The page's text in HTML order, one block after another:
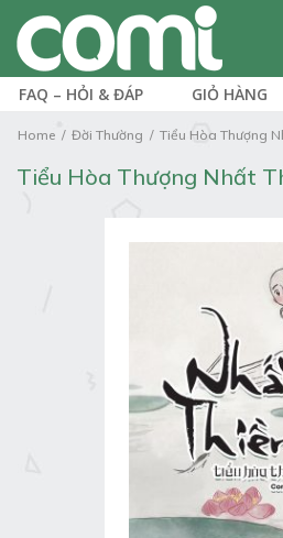
FAQ – HỎI & ĐÁP GIỎ HÀNG
Home Đời Thường Tiểu Hòa Thượng
Tiểu Hòa Thượng Nhất